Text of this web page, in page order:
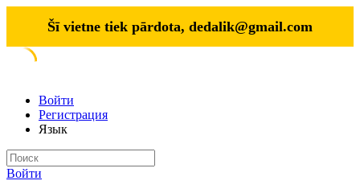
Šī vietne tiek pārdota, dedalik@gmail.com
Войти
Регистрация
Язык
Войти